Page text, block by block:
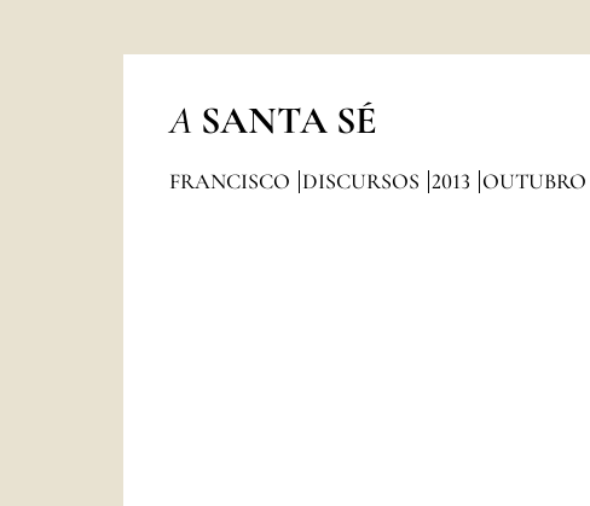
A SANTA SÉ
FRANCISCO DISCURSOS 2013 OUTUBRO